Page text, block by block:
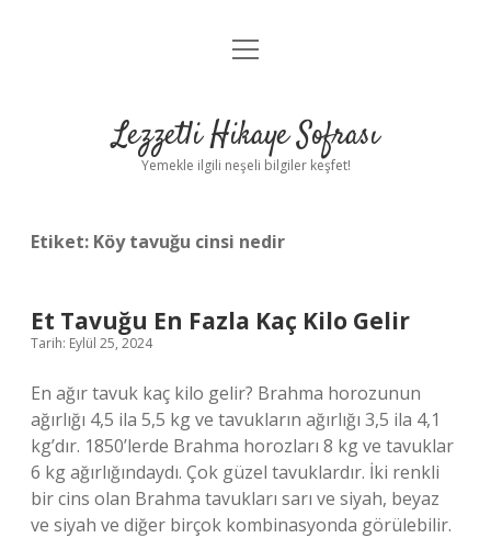
Anasayfa
Yasal Uyarı
menüyü
Lezzetli Hikaye Sofrası
Yemekle ilgili neşeli bilgiler keşfet!
Etiket: Köy tavuğu cinsi nedir
Et Tavuğu En Fazla Kaç Kilo Gelir
Tarih: Eylül 25, 2024
En ağır tavuk kaç kilo gelir? Brahma horozunun
ağırlığı 4,5 ila 5,5 kg ve tavukların ağırlığı 3,5 ila 4,1
kg’dır. 1850’lerde Brahma horozları 8 kg ve tavuklar
6 kg ağırlığındaydı. Çok güzel tavuklardır. İki renkli
bir cins olan Brahma tavukları sarı ve siyah, beyaz
ve siyah ve diğer birçok kombinasyonda görülebilir.